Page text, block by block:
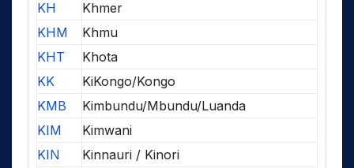
KH
Khmer
KHM
Khmu
KHT
Khota
KK
KiKongo/Kongo
KMB
Kimbundu/Mbundu/Luanda
KIM
Kimwani
KIN
Kinnauri / Kinori